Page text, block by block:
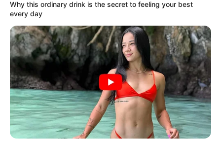
Contexto
Una rueda de negocios es una reunión planificada y
ordenadade personas interesadas en conocer y
contactar a otros actores relacionados con un mercado o
negocio específico.
Estas reuniones ofrecen un ambiente propicio para las
negociacionesy facilitan el establecimiento de relaciones
comerciales a corto, mediano y largo plazo entre los
participantes.
Why this ordinary drink is the secret to feeling your best
every day